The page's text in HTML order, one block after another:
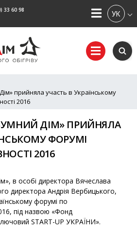
33 60 98
прийняла участь в Українському
2016
ДІМ» ПРИЙНЯЛА
ФОРУМІ
2016
в особі директора Вячеслава
директора Андрія Вербицького,
форумі по
під назвою «Фонд
START-UP УКРАЇНИ».